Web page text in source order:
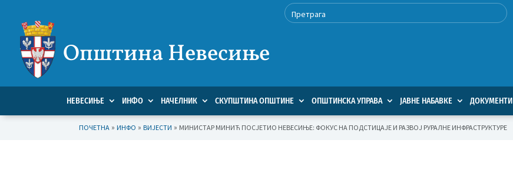
Општина Невесиње
НЕВЕСИЊЕ ИНФО НАЧЕЛНИК СКУПШТИНА ОПШТИНЕ ОПШТИНСКА УПРАВА ЈАВНЕ НАБАВКЕ ДОКУМЕНТИ
ПОЧЕТНА » ИНФО » ВИЈЕСТИ » МИНИСТАР МИНИЋ ПОСЈЕТИО НЕВЕСИЊЕ: ФОКУС НА ПОДСТИЦАЈЕ И РАЗВОЈ РУРАЛНЕ ИНФРАСТРУКТУРЕ